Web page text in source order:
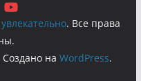
. Все права
Создано наWordPress.